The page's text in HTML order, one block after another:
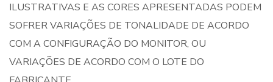
ILUSTRATIVAS E AS CORES APRESENTADAS PODEM
SOFRER VARIAÇÕES DE TONALIDADE DE ACORDO
COM A CONFIGURAÇÃO DO MONITOR, OU
VARIAÇÕES DE ACORDO COM O LOTE DO